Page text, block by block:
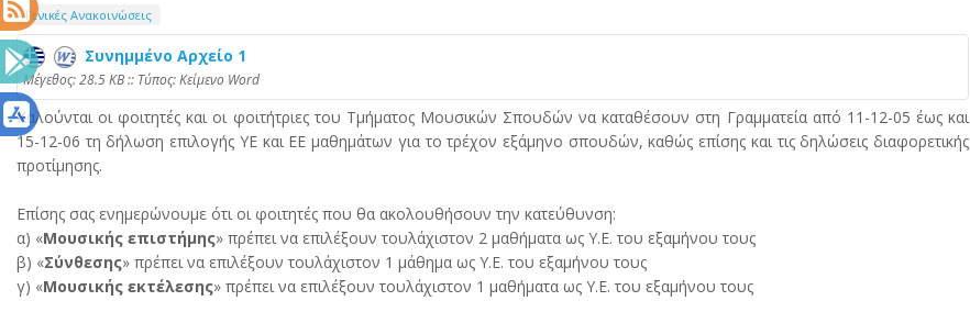
Γενικές Ανακοινώσεις
Συνημμένο Αρχείο 1
Mέγεθος: 28.5 KB :: Τύπος: Kείμενο Word
Καλούνται οι φοιτητές και οι φοιτήτριες του Τμήματος Μουσικών Σπουδών να καταθέσουν στη Γραμματεία από 11-12-05 έως και
15-12-06 τη δήλωση επιλογής ΥΕ και ΕΕ μαθημάτων για το τρέχον εξάμηνο σπουδών, καθώς επίσης και τις δηλώσεις διαφορετικής
προτίμησης.
Επίσης σας ενημερώνουμε ότι οι φοιτητές που θα ακολουθήσουν την κατεύθυνση:
α) «Μουσικής επιστήμης» πρέπει να επιλέξουν τουλάχιστον 2 μαθήματα ως Υ.Ε. του εξαμήνου τους
β) «Σύνθεσης» πρέπει να επιλέξουν τουλάχιστον 1 μάθημα ως Υ.Ε. του εξαμήνου τους
γ) «Μουσικής εκτέλεσης» πρέπει να επιλέξουν τουλάχιστον 1 μαθήματα ως Υ.Ε. του εξαμήνου τους